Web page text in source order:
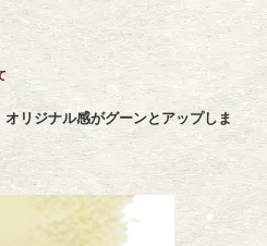
リジナル感がグーンとアップしま